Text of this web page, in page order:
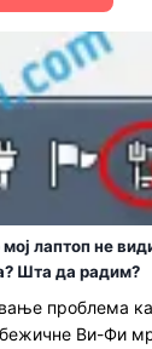
лаптоп не
Шта да радим?
проблема
Ви-Фи